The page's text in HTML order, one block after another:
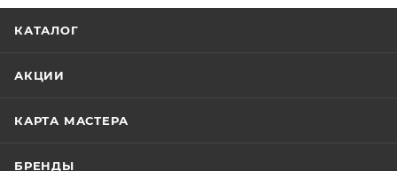
КАТАЛОГ
АКЦИИ
КАРТА МАСТЕРА
БРЕНДЫ